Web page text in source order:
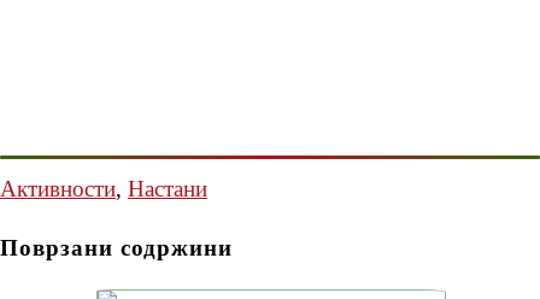
Активности, Настани
Поврзани содржини